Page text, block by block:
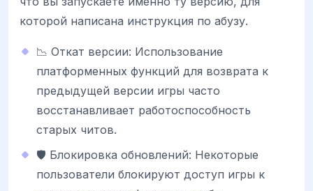
которой написана инструкция по абузу.
📉 Откат версии: Использование
платформенных функций для возврата к
предыдущей версии игры часто
восстанавливает работоспособность
старых читов.
🛡️ Блокировка обновлений: Некоторые
пользователи блокируют доступ игры к